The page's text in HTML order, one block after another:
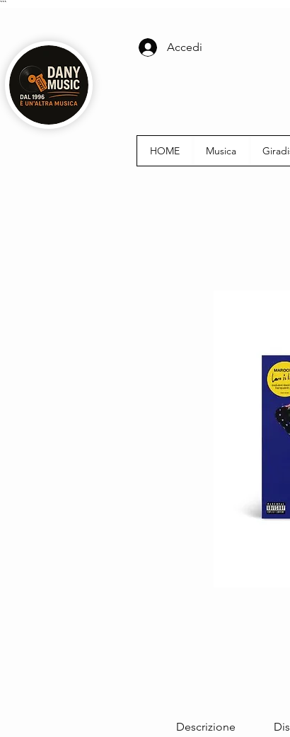
```
Accedi
HOME Musica
Descrizione